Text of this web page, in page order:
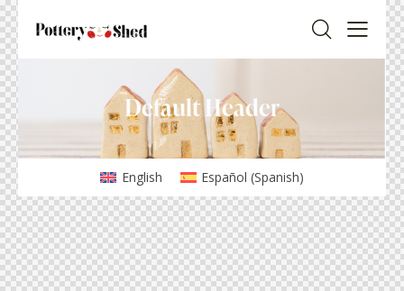
Default Header
English Español (Spanish)